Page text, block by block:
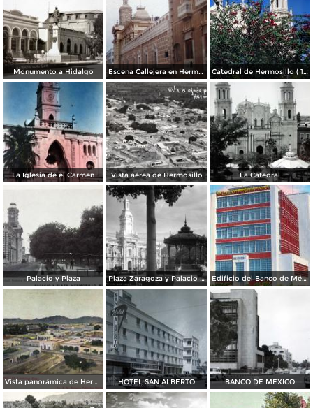
Monumento a Hidalgo Escena Callejera en Hermosillo Sonora 1958 Catedral de Hermosillo ( 1969 )
La Iglesia de el Carmen Vista aérea de Hermosillo La Catedral
Palacio y Plaza Plaza Zaragoza y Palacio de Gobierno Edificio del Banco de México
Vista panorámica de Hermosillo HOTEL SAN ALBERTO BANCO DE MEXICO